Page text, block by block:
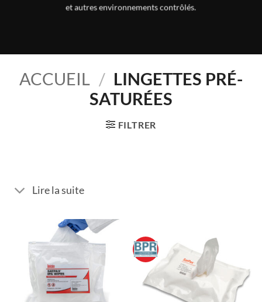
et autres environnements contrôlés.
ACCUEIL / LINGETTES PRÉ-
SATURÉES
FILTRER
Lire la suite